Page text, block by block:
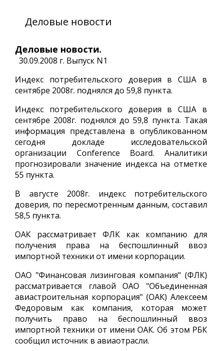
Деловые новости
Деловые новости.
30.09.2008 г. Выпуск N1
Индекс потребительского доверия в США в
сентябре 2008г. поднялся до 59,8 пункта.
Индекс потребительского доверия в США в
сентябре 2008г. поднялся до 59,8 пункта. Такая
информация представлена в опубликованном
сегодня докладе исследовательской
организации Conference Board. Аналитики
прогнозировали значение индекса на отметке
55 пункта.
В августе 2008г. индекс потребительского
доверия, по пересмотренным данным, составил
58,5 пункта.
ОАК рассматривает ФЛК как компанию для
получения права на беспошлинный ввоз
импортной техники от имени корпорации.
ОАО "Финансовая лизинговая компания" (ФЛК)
рассматривается главой ОАО "Объединенная
авиастроительная корпорация" (ОАК) Алексеем
Федоровым как компания, которая может
получить право на беспошлинный ввоз
импортной техники от имени ОАК. Об этом РБК
сообщил источник в авиаотрасли.